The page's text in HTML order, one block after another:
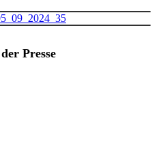
Presse